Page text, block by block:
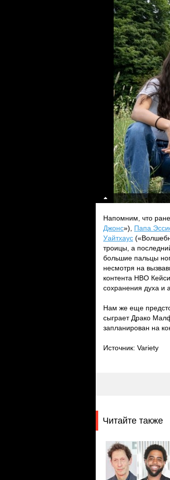
Напомним, что
Джонс»), Папа
Уайтхаус
троицы, а
большие пальцы
несмотря на
контента HBO
сохранения духа и
Нам же еще
сыграет Драко
запланирован на
Источник: Variety
Читайте также